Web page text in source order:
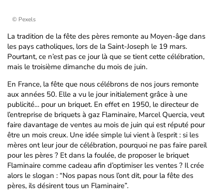
© Pexels
La tradition de la fête des pères remonte au Moyen-âge dans
les pays catholiques, lors de la Saint-Joseph le 19 mars.
Pourtant, ce n’est pas ce jour là que se tient cette célébration,
mais le troisième dimanche du mois de juin.
En France, la fête que nous célébrons de nos jours remonte
aux années 50. Elle a vu le jour initialement grâce à une
publicité… pour un briquet. En effet en 1950, le directeur de
l’entreprise de briquets à gaz Flaminaire, Marcel Quercia, veut
faire davantage de ventes au mois de juin qui est réputé pour
être un mois creux. Une idée simple lui vient à l’esprit : si les
mères ont leur jour de célébration, pourquoi ne pas faire pareil
pour les pères ? Et dans la foulée, de proposer le briquet
Flaminaire comme cadeau afin d’optimiser les ventes ? Il crée
alors le slogan : “Nos papas nous l’ont dit, pour la fête des
pères, ils désirent tous un Flaminaire”.